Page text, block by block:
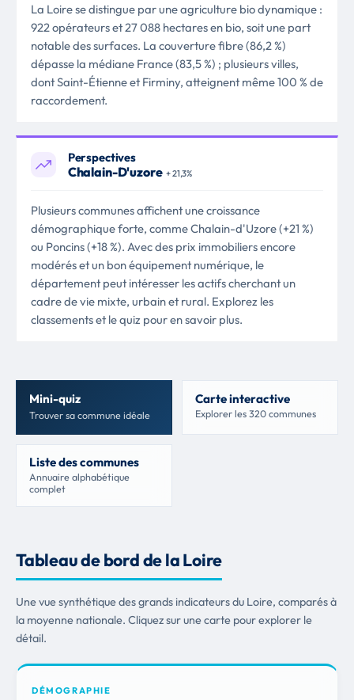
La Loire se distingue par une agriculture bio dynamique :
922 opérateurs et 27 088 hectares en bio, soit une part
notable des surfaces. La couverture fibre (86,2 %)
dépasse la médiane France (83,5 %) ; plusieurs villes,
dont Saint-Étienne et Firminy, atteignent même 100 % de
raccordement.
Perspectives
Chalain-D'uzore + 21,3%
Plusieurs communes affichent une croissance
démographique forte, comme Chalain-d'Uzore (+21 %)
ou Poncins (+18 %). Avec des prix immobiliers encore
modérés et un bon équipement numérique, le
département peut intéresser les actifs cherchant un
cadre de vie mixte, urbain et rural. Explorez les
classements et le quiz pour en savoir plus.
Mini-quiz
Trouver sa commune idéale
Carte interactive
Explorer les 320 communes
Liste des communes
Annuaire alphabétique
complet
Tableau de bord de la Loire
Une vue synthétique des grands indicateurs du Loire, comparés à
la moyenne nationale. Cliquez sur une carte pour explorer le
détail.
DÉMOGRAPHIE